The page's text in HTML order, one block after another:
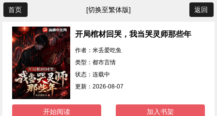
首页 [切换至繁体版] 返回
开局棺材回哭，我当哭灵师那些年
作者：米丢爱吃鱼
类型：都市言情
状态：连载中
更新：2026-08-07
开始阅读 加入书架